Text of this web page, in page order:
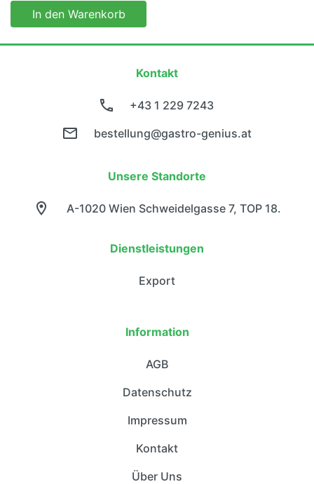
In den Warenkorb
Kontakt
+43 1 229 7243
bestellung@gastro-genius.at
Unsere Standorte
A-1020 Wien Schweidelgasse 7, TOP 18.
Dienstleistungen
Export
Information
AGB
Datenschutz
Impressum
Kontakt
Über Uns